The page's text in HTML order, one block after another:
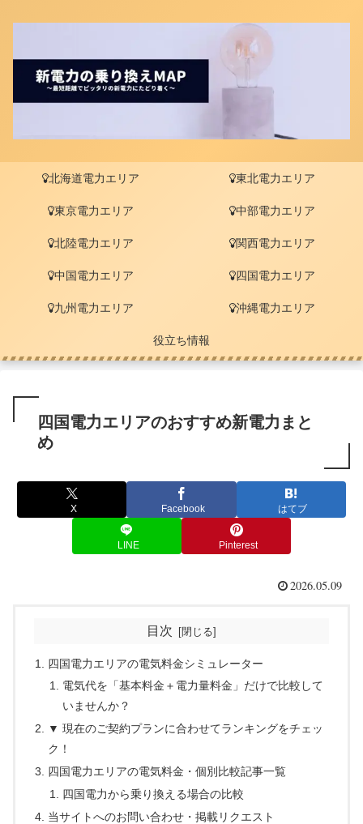
北海道電力エリア 東北電力エリア
東京電力エリア 中部電力エリア
北陸電力エリア 関西電力エリア
中国電力エリア 四国電力エリア
九州電力エリア 沖縄電力エリア
役立ち情報
四国電力エリアのおすすめ新電力まと
め
X Facebook はてブ
LINE Pinterest
2026.05.09
目次
四国電力エリアの電気料金シミュレーター
電気代を「基本料金＋電力量料金」だけで比較して
いませんか？
▼ 現在のご契約プランに合わせてランキングをチェッ
ク！
四国電力エリアの電気料金・個別比較記事一覧
四国電力から乗り換える場合の比較
当サイトへのお問い合わせ・掲載リクエスト